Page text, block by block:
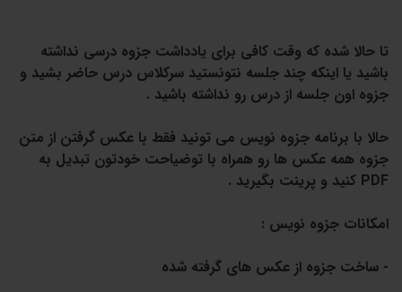
تا حالا شده که وقت کافی برای یادداشت جزوه درسی نداشته
باشید یا اینکه چند جلسه نتونستید سرکلاس درس حاضر بشید و
جزوه اون جلسه از درس رو نداشته باشید .
حالا با برنامه جزوه نویس می تونید فقط با عکس گرفتن از متن
جزوه همه عکس ها رو همراه با توضیاحت خودتون تبدیل به
PDF کنید و پرینت بگیرید .
امکانات جزوه نویس :
- ساخت جزوه از عکس های گرفته شده